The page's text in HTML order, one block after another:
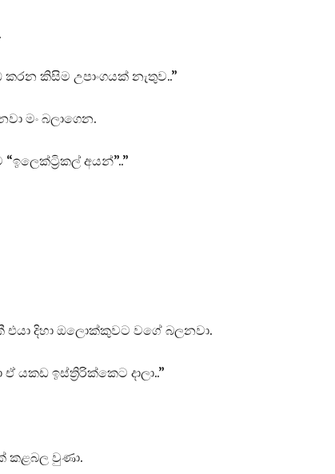
කිසිම උපාංගයක් නැතුව..”
මං බලාගෙන.
අයන්”..”
එයා දිහා ඔලොක්කුවට වගේ බලනවා.
ඉස්ත්‍රිරික්කෙට දාලා..”
කළබල වුණා.